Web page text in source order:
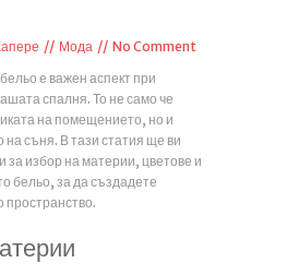
// Мода // No Comment
е важен аспект при
спалня. То не само че
на помещението, но и
на съня. В тази статия ще ви
за избор на материи, цветове и
бельо, за да създадете
пространство.